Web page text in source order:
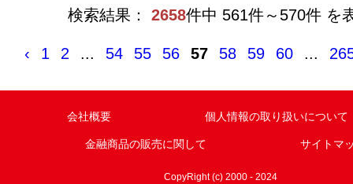
検索結果： 2658件中 561件～570件 を
‹ 1 2 ... 54 55 56 57 58 59 60 ...
会社概要 個人情報の取り扱いについて
金融商品の販売に関して サイトマ
CopyRight (c) 2000 - 2024